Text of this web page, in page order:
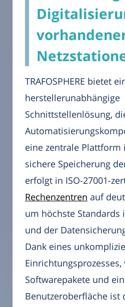
TRAFOSPHERE bietet
herstellerunabhängige
Schnittstellenlösung,
eine zentrale Plattform
sichere Speicherung
erfolgt in ISO-27001-
Rechenzentren auf
um höchste Standards
und der
Dank eines
Softwarepakete und
Benutzeroberfläche ist